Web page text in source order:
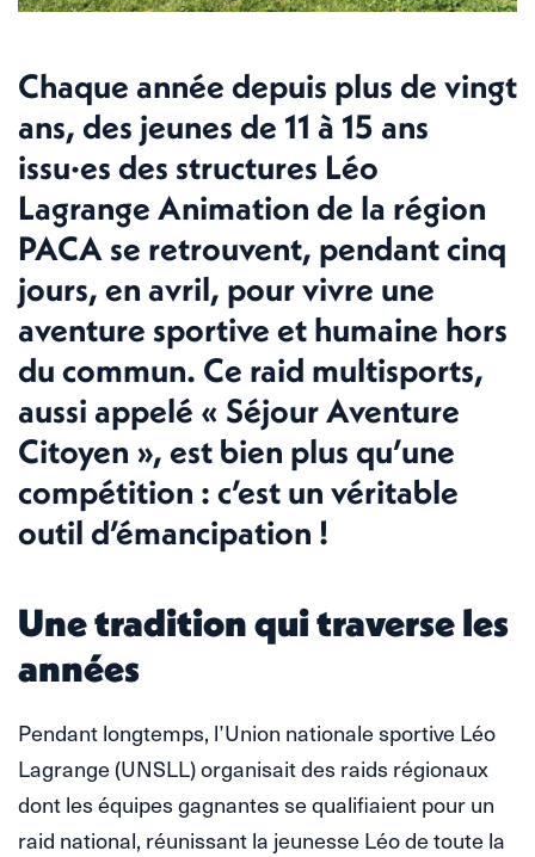
Chaque année depuis plus de vingt
ans, des jeunes de 11 à 15 ans
issu·es des structures Léo
Lagrange Animation de la région
PACA se retrouvent, pendant cinq
jours, en avril, pour vivre une
aventure sportive et humaine hors
du commun. Ce raid multisports,
aussi appelé « Séjour Aventure
Citoyen », est bien plus qu’une
compétition : c’est un véritable
outil d’émancipation !
Une tradition qui traverse les
années
Pendant longtemps, l’Union nationale sportive Léo
Lagrange (UNSLL) organisait des raids régionaux
dont les équipes gagnantes se qualifiaient pour un
raid national, réunissant la jeunesse Léo de toute la